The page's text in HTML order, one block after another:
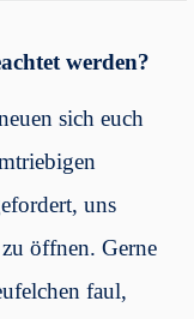
werden?
sich euch
uns
öffnen. Gerne
faul,